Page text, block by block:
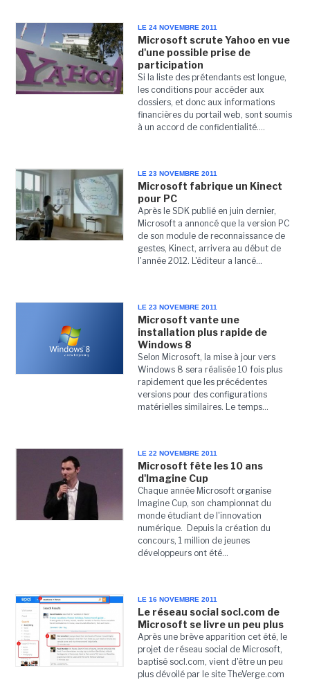
LE 24 NOVEMBRE 2011
Microsoft scrute Yahoo en vue
d'une possible prise de
participation
Si la liste des prétendants est longue,
les conditions pour accéder aux
dossiers, et donc aux informations
financières du portail web, sont soumis
à un accord de confidentialité....
LE 23 NOVEMBRE 2011
Microsoft fabrique un Kinect
pour PC
Après le SDK publié en juin dernier,
Microsoft a annoncé que la version PC
de son module de reconnaissance de
gestes, Kinect, arrivera au début de
l'année 2012. L'éditeur a lancé...
LE 23 NOVEMBRE 2011
Microsoft vante une
installation plus rapide de
Windows 8
Selon Microsoft, la mise à jour vers
Windows 8 sera réalisée 10 fois plus
rapidement que les précédentes
versions pour des configurations
matérielles similaires. Le temps...
LE 22 NOVEMBRE 2011
Microsoft fête les 10 ans
d'Imagine Cup
Chaque année Microsoft organise
Imagine Cup, son championnat du
monde étudiant de l'innovation
numérique. Depuis la création du
concours, 1 million de jeunes
développeurs ont été...
LE 16 NOVEMBRE 2011
Le réseau social socl.com de
Microsoft se livre un peu plus
Après une brève apparition cet été, le
projet de réseau social de Microsoft,
baptisé socl.com, vient d'être un peu
plus dévoilé par le site TheVerge.com